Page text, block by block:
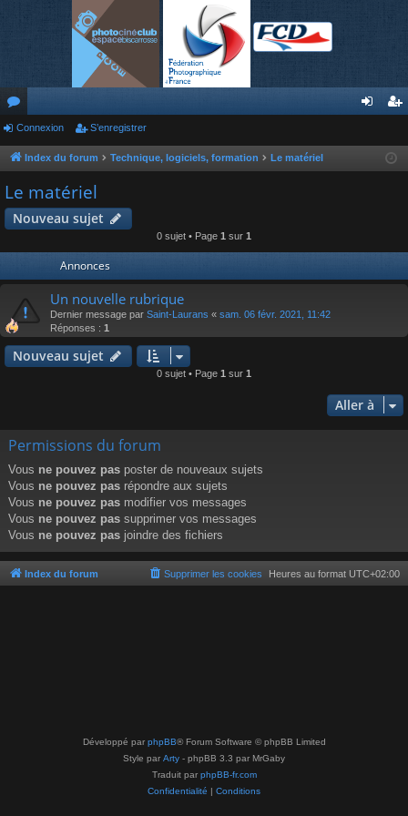
or
u
m
s
nr
Connexion S’enregistrer
Index du forum Technique, logiciels, formation Le matériel
Le matériel
Nouveau sujet
0 sujet • Page 1 sur 1
Annonces
Un nouvelle rubrique
Dernier message par Saint-Laurans « sam. 06 févr. 2021, 11:42
Réponses : 1
Nouveau sujet
0 sujet • Page 1 sur 1
Aller à
Permissions du forum
Vous ne pouvez pas poster de nouveaux sujets
Vous ne pouvez pas répondre aux sujets
Vous ne pouvez pas modifier vos messages
Vous ne pouvez pas supprimer vos messages
Vous ne pouvez pas joindre des fichiers
Index du forum Heures au format UTC+02:00
Supprimer les cookies
Développé par phpBB® Forum Software © phpBB Limited
Style par Arty - phpBB 3.3 par MrGaby
Traduit par phpBB-fr.com
Confidentialité | Conditions